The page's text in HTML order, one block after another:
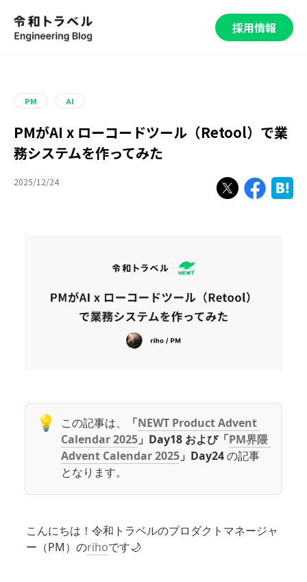
採用情報
PM AI
PMがAI x ローコードツール（Retool）で業
務システムを作ってみた
2025/12/24
💡 この記事は、 「NEWT Product Advent
Calendar 2025 」Day18 および「PM界隈
Advent Calendar 2025 」Day24 の記事
となります。
こんにちは！令和トラベルのプロダクトマネージャ
ー（PM）のrihoです🌙